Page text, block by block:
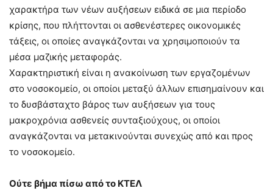
χαρακτήρα των νέων αυξήσεων ειδικά σε μια περίοδο
κρίσης, που πλήττονται οι ασθενέστερες οικονομικές
τάξεις, οι οποίες αναγκάζονται να χρησιμοποιούν τα
μέσα μαζικής μεταφοράς.
Χαρακτηριστική είναι η ανακοίνωση των εργαζομένων
στο νοσοκομείο, οι οποίοι μεταξύ άλλων επισημαίνουν και
το δυσβάσταχτο βάρος των αυξήσεων για τους
μακροχρόνια ασθενείς συνταξιούχους, οι οποίοι
αναγκάζονται να μετακινούνται συνεχώς από και προς
το νοσοκομείο.
Ούτε βήμα πίσω από το ΚΤΕΛ